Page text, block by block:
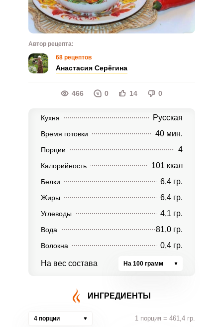
Автор рецепта:
68 рецептов
Анастасия Серёгина
466 0 14 0
Кухня Русская
Время готовки 40 мин.
Порции 4
Калорийность 101 ккал
Белки 6,4 гр.
Жиры 6,4 гр.
Углеводы 4,1 гр.
Вода 81,0 гр.
Волокна 0,4 гр.
На вес состава На 100 грамм
ИНГРЕДИЕНТЫ
4 порции 1 порция = 461,4 гр.